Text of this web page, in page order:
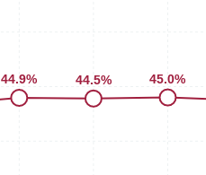
44.9% 44.5% 45.0%